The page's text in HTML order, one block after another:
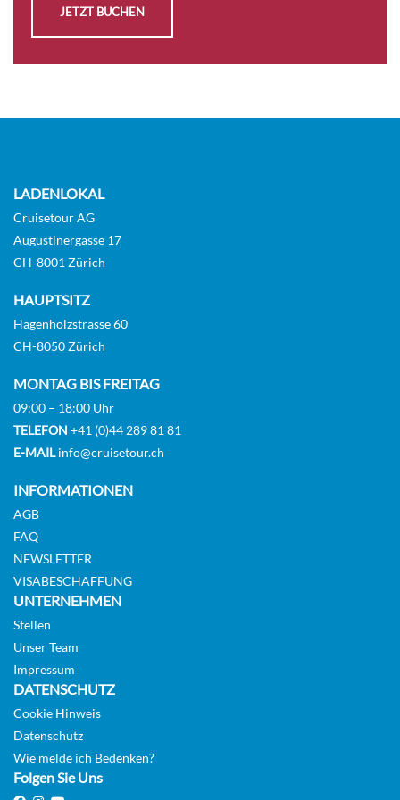
JETZT BUCHEN
LADENLOKAL
Cruisetour AG
Augustinergasse 17
CH-8001 Zürich
HAUPTSITZ
Hagenholzstrasse 60
CH-8050 Zürich
MONTAG BIS FREITAG
09:00 – 18:00 Uhr
TELEFON +41 (0)44 289 81 81
E-MAILinfo@cruisetour.ch
INFORMATIONEN
AGB
FAQ
NEWSLETTER
VISABESCHAFFUNG
UNTERNEHMEN
Stellen
Unser Team
Impressum
DATENSCHUTZ
Cookie Hinweis
Datenschutz
Wie melde ich Bedenken?
Folgen Sie Uns